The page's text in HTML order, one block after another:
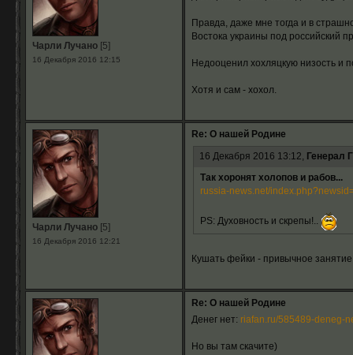
Чарли Лучано[5]
16 Декабря 2016 12:15
Правда, даже мне тогда и в
Востока украины под российский
Недооценил хохляцкую низость и
Хотя и сам - хохол.
Чарли Лучано[5]
16 Декабря 2016 12:21
Re: О нашей Родине
16 Декабря 2016 13:12, Генерал
Так хоронят холопов и рабов...
russia-news.net/
PS: Духовность и скрепы!..
Кушать фейки - привычное
Re: О нашей Родине
Денег нет: riafan.ru/585489-deneg-
Но вы там скачите)